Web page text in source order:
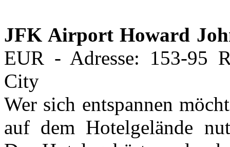
JFK Airport Howard
EUR - Adresse: 153-95
City
Wer sich entspannen
auf dem Hotelgelände